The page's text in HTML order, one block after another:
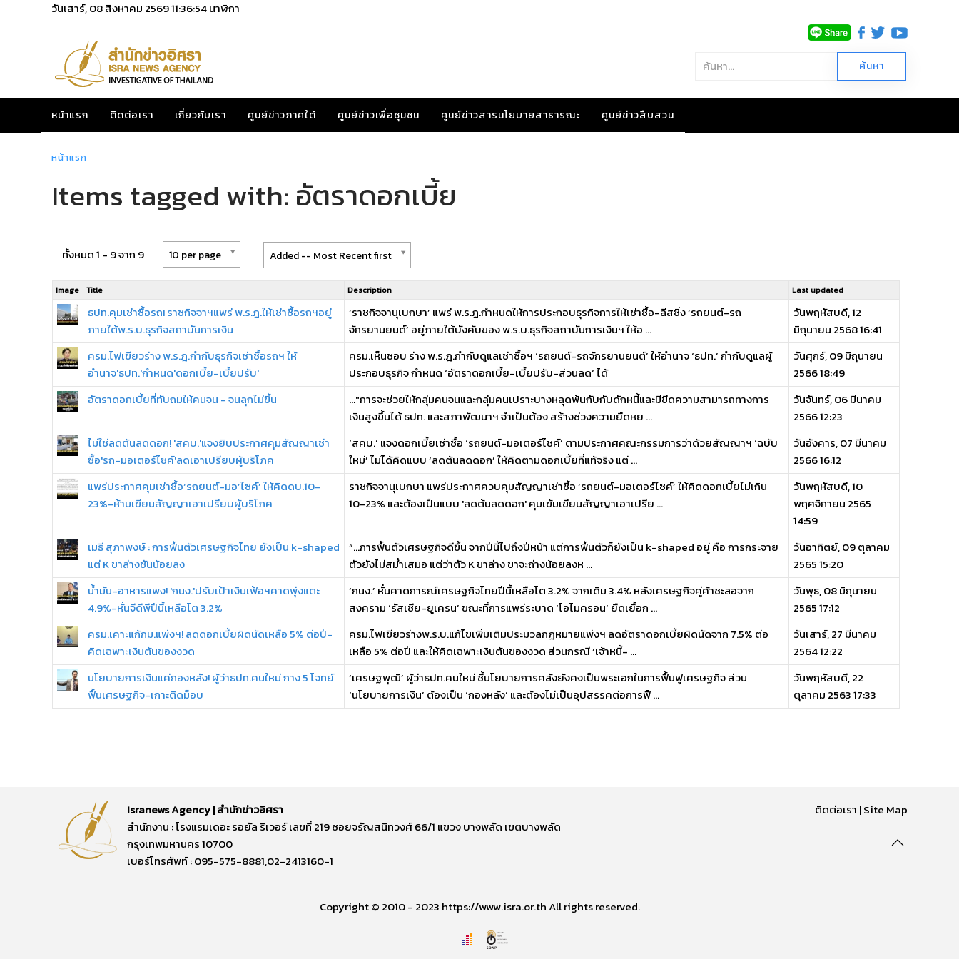
วันเสาร์, 08 สิงหาคม 256911:36:54นาฬิกา
หน้าแรก ติดต่อเรา เกี่ยวกับเรา ศูนย์ข่าวภาคใต้ ศูนย์ข่าวเพื่อชุมชน ศูนย์ข่าวสารนโยบายสาธารณะ ศูนย์ข่าวสืบสวน
หน้าแรก
Items tagged with: อัตราดอกเบี้ย
ทั้งหมด 1 - 9 จาก 9 10 per page Added -- Most Recent first
Image Title Description Last updated
ธปท.คุมเช่าซื้อรถ! ราชกิจจาฯแพร่ พ.ร.ฎ.ให้เช่าซื้อรถฯอยู่
ภายใต้พ.ร.บ.ธุรกิจสถาบันการเงิน
‘ราชกิจจานุเบกษา’ แพร่ พ.ร.ฎ.กำหนดให้การประกอบธุรกิจการให้เช่าซื้อ-ลีสซิ่ง ‘รถยนต์-รถ
จักรยานยนต์’ อยู่ภายใต้บังคับของ พ.ร.บ.ธุรกิจสถาบันการเงินฯ ให้อ ...
วันพฤหัสบดี, 12
มิถุนายน 2568 16:41
ครม.ไฟเขียวร่าง พ.ร.ฎ.กำกับธุรกิจเช่าซื้อรถฯ ให้
อำนาจ'ธปท.'กำหนด'ดอกเบี้ย-เบี้ยปรับ'
ครม.เห็นชอบ ร่าง พ.ร.ฎ.กำกับดูแลเช่าซื้อฯ ‘รถยนต์-รถจักรยานยนต์’ ให้อำนาจ ‘ธปท.’ กำกับดูแลผู้
ประกอบธุรกิจ กำหนด ‘อัตราดอกเบี้ย-เบี้ยปรับ-ส่วนลด’ ได้
วันศุกร์, 09 มิถุนายน
2566 18:49
อัตราดอกเบี้ยที่ทับถมให้คนจน - จนลุกไม่ขึ้น
..."การจะช่วยให้กลุ่มคนจนและกลุ่มคนเปราะบางหลุดพ้นกับกับดักหนี้และมีขีดความสามารถทางการ
เงินสูงขึ้นได้ ธปท. และสภาพัฒนาฯ จำเป็นต้อง สร้างช่วงความยืดหย ...
วันจันทร์, 06 มีนาคม
2566 12:23
ไม่ใช่ลดต้นลดดอก! 'สคบ.'แจงยิบประกาศคุมสัญญาเช่า
ซื้อ'รถ-มอเตอร์ไซค์'ลดเอาเปรียบผู้บริโภค
‘สคบ.’ แจงดอกเบี้ยเช่าซื้อ ‘รถยนต์-มอเตอร์ไชค์’ ตามประกาศคณะกรรมการว่าด้วยสัญญาฯ ‘ฉบับ
ใหม่’ ไม่ได้คิดแบบ ‘ลดต้นลดดอก’ ให้คิดตามดอกเบี้ยที่แท้จริง แต่ ...
วันอังคาร, 07 มีนาคม
2566 16:12
แพร่ประกาศคุมเช่าซื้อ‘รถยนต์-มอ’ไซค์’ ให้คิดดบ.10-
23%-ห้ามเขียนสัญญาเอาเปรียบผู้บริโภค
ราชกิจจานุเบกษา แพร่ประกาศควบคุมสัญญาเช่าซื้อ ‘รถยนต์-มอเตอร์ไซค์’ ให้คิดดอกเบี้ยไม่เกิน
10-23% และต้องเป็นแบบ 'ลดต้นลดดอก' คุมเข้มเขียนสัญญาเอาเปรีย ...
วันพฤหัสบดี, 10
พฤศจิกายน 2565
14:59
เมธี สุภาพงษ์ : การฟื้นตัวเศรษฐกิจไทย ยังเป็น k-shaped
แต่ K ขาล่างชันน้อยลง
“…การฟื้นตัวเศรษฐกิจดีขึ้น จากปีนี้ไปถึงปีหน้า แต่การฟื้นตัวก็ยังเป็น k-shaped อยู่ คือ การกระจาย
ตัวยังไม่สม่ำเสมอ แต่ว่าตัว K ขาล่าง ขาจะถ่างน้อยลงห ...
วันอาทิตย์, 09 ตุลาคม
2565 15:20
น้ำมัน-อาหารแพง! 'กนง.'ปรับเป้าเงินเฟ้อฯคาดพุ่งแตะ
4.9%-หั่นจีดีพีปีนี้เหลือโต 3.2%
‘กนง.’ หั่นคาดการณ์เศรษฐกิจไทยปีนี้เหลือโต 3.2% จากเดิม 3.4% หลังเศรษฐกิจคู่ค้าชะลอจาก
สงคราม ‘รัสเซีย-ยูเครน’ ขณะที่การแพร่ระบาด ‘โอไมครอน’ ยืดเยื้อก ...
วันพุธ, 08 มิถุนายน
2565 17:12
ครม.เคาะแก้กม.แพ่งฯ! ลดดอกเบี้ยผิดนัดเหลือ 5% ต่อปี-
คิดเฉพาะเงินต้นของงวด
ครม.ไฟเขียวร่างพ.ร.บ.แก้ไขเพิ่มเติมประมวลกฎหมายแพ่งฯ ลดอัตราดอกเบี้ยผิดนัดจาก 7.5% ต่อ
เหลือ 5% ต่อปี และให้คิดเฉพาะเงินต้นของงวด ส่วนกรณี ‘เจ้าหนี้- ...
วันเสาร์, 27 มีนาคม
2564 12:22
นโยบายการเงินแค่กองหลัง! ผู้ว่าธปท.คนใหม่ กาง 5 โจทย์
ฟื้นเศรษฐกิจ-เกาะติดม็อบ
‘เศรษฐพุฒิ’ ผู้ว่าธปท.คนใหม่ ชี้นโยบายการคลังยังคงเป็นพระเอกในการฟื้นฟูเศรษฐกิจ ส่วน
‘นโยบายการเงิน’ ต้องเป็น ‘กองหลัง’ และต้องไม่เป็นอุปสรรคต่อการฟื ...
วันพฤหัสบดี, 22
ตุลาคม 2563 17:33
Isranews Agency | สำนักข่าวอิศรา
สำนักงาน : โรงแรมเดอะ รอยัล ริเวอร์ เลขที่ 219 ซอยจรัญสนิทวงศ์ 66/1 แขวง บางพลัด เขตบางพลัด
กรุงเทพมหานคร 10700
เบอร์โทรศัพท์ : 095-575-8881,02-2413160-1
ติดต่อเรา |Site Map
Copyright © 2010 - 2023 https://www.isra.or.th All rights reserved.